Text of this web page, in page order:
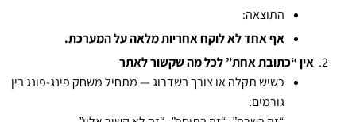
התוצאה:
אף אחד לא לוקח אחריות מלאה על המערכת.
אין “כתובת אחת” לכל מה שקשור לאתר
כשיש תקלה או צורך בשדרוג — מתחיל משחק פינג-פונג בין
גורמים: